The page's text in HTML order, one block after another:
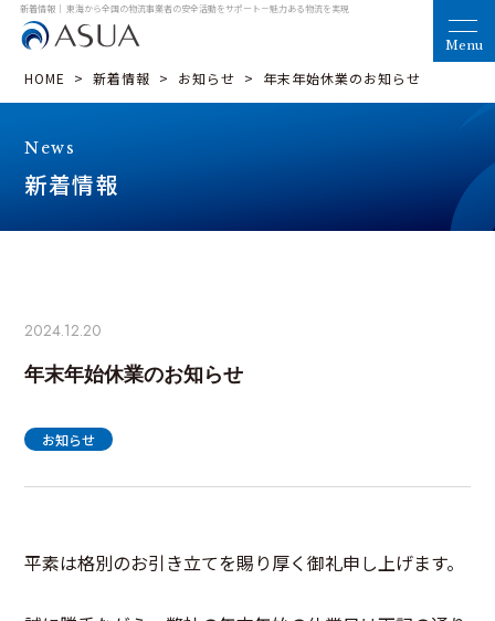
新着情報｜ 東海から全国の物流事業者の安全活動をサポート－魅力ある物流を実現
HOME > 新着情報 > お知らせ > 年末年始休業のお知らせ
News
新着情報
2024.12.20
年末年始休業のお知らせ
お知らせ
平素は格別のお引き立てを賜り厚く御礼申し上げます。